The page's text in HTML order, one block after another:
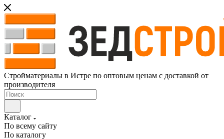
Стройматериалы в Истре по оптовым ценам с доставкой от
производителя
Каталог
По всему сайту
По каталогу